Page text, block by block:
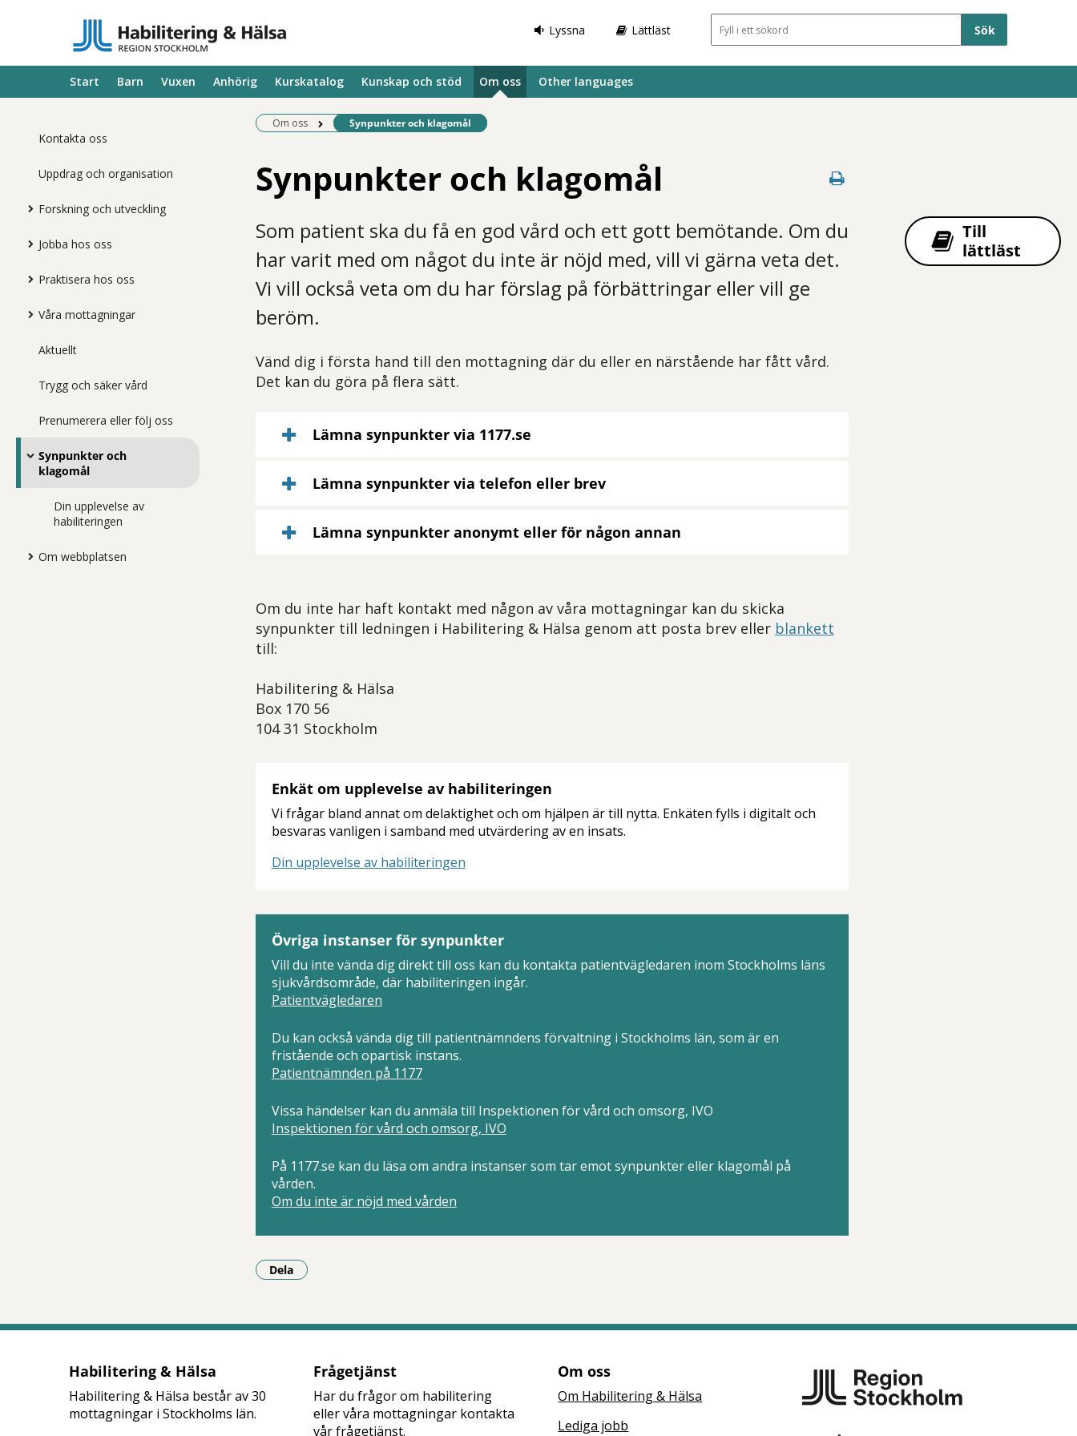
Lyssna Lättläst Sökfält
Start Barn Vuxen Anhörig Kurskatalog Kunskap och stöd Om oss Other languages
Kontakta oss
Uppdrag och organisation
Forskning och utveckling
Jobba hos oss
Praktisera hos oss
Våra mottagningar
Aktuellt
Trygg och säker vård
Prenumerera eller följ oss
Synpunkter och
klagomål
Din upplevelse av
habiliteringen
Om webbplatsen
Om oss Befintlig sida:
Synpunkter och klagomål
Synpunkter och klagomål
Som patient ska du få en god vård och ett gott bemötande. Om du
har varit med om något du inte är nöjd med, vill vi gärna veta det.
Vi vill också veta om du har förslag på förbättringar eller vill ge
beröm.
Vänd dig i första hand till den mottagning där du eller en närstående har fått vård.
Det kan du göra på flera sätt.
Lämna synpunkter via 1177.se
Lämna synpunkter via telefon eller brev
Lämna synpunkter anonymt eller för någon annan
Om du inte har haft kontakt med någon av våra mottagningar kan du skicka
synpunkter till ledningen i Habilitering & Hälsa genom att posta brev eller blankett
till:
Habilitering & Hälsa
Box 170 56
104 31 Stockholm
Enkät om upplevelse av habiliteringen
Vi frågar bland annat om delaktighet och om hjälpen är till nytta. Enkäten fylls i digitalt och
besvaras vanligen i samband med utvärdering av en insats.
Din upplevelse av habiliteringen
Övriga instanser för synpunkter
Vill du inte vända dig direkt till oss kan du kontakta patientvägledaren inom Stockholms läns
sjukvårdsområde, där habiliteringen ingår.
Patientvägledaren
Du kan också vända dig till patientnämndens förvaltning i Stockholms län, som är en
fristående och opartisk instans.
Patientnämnden på 1177
Vissa händelser kan du anmäla till Inspektionen för vård och omsorg, IVO
Inspektionen för vård och omsorg, IVO
På 1177.se kan du läsa om andra instanser som tar emot synpunkter eller klagomål på
vården.
Om du inte är nöjd med vården
Dela
- Klicka för att öppna delningsalternativ.
Till
lättläst
Habilitering & Hälsa
Habilitering & Hälsa består av 30
mottagningar i Stockholms län.
Frågetjänst
Har du frågor om habilitering
eller våra mottagningar kontakta
vår frågetjänst.
Om oss
Om Habilitering & Hälsa
Lediga jobb